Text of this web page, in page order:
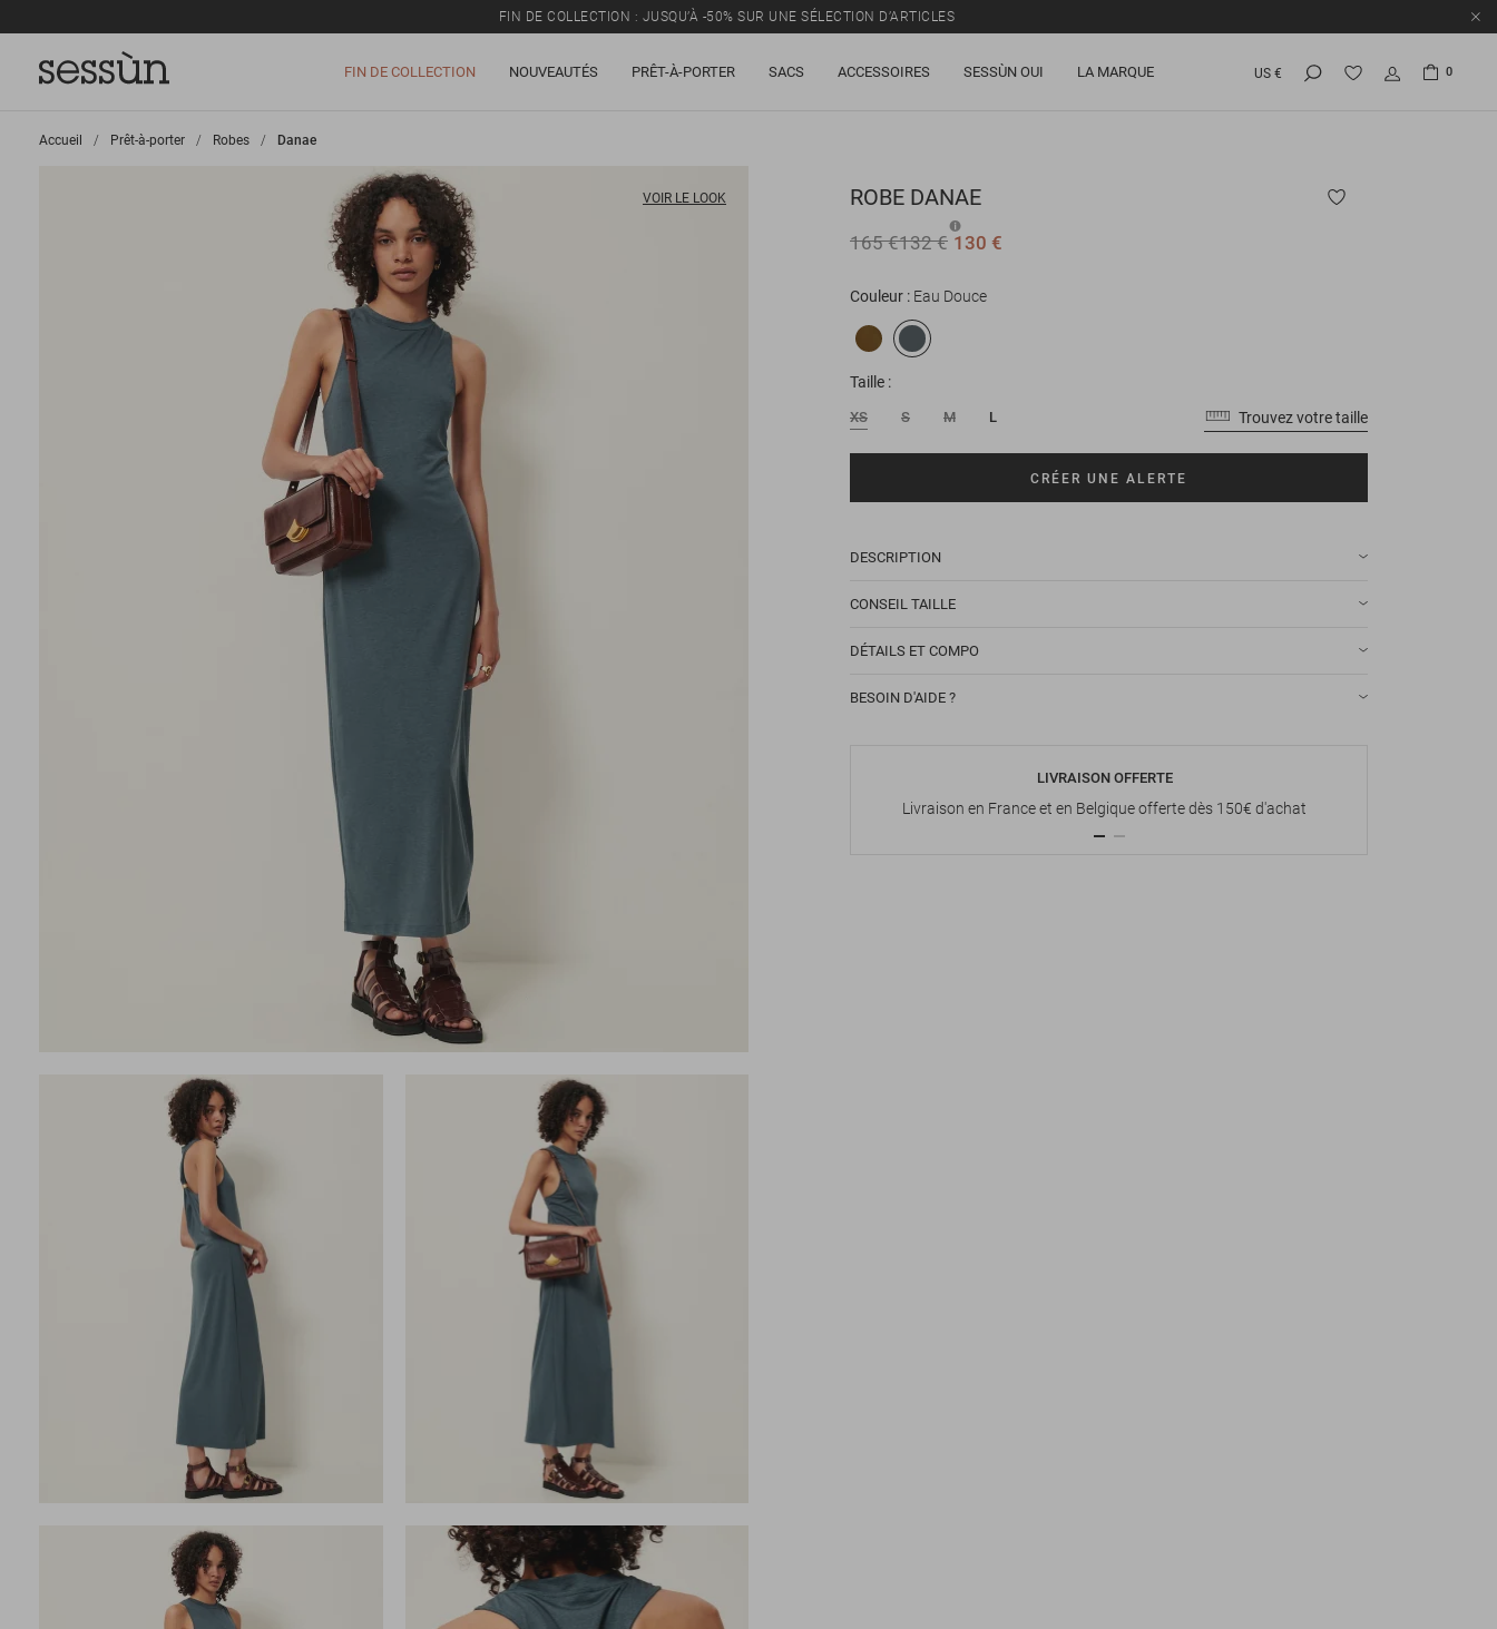
FIN DE COLLECTION : JUSQU’À -50% SUR UNE SÉLECTION D’ARTICLES
FIN DE COLLECTION NOUVEAUTÉS PRÊT-À-PORTER SACS ACCESSOIRES SESSÙN OUI LA MARQUE US € 0
Accueil >
Prêt-à-porter >
Robes >
Danae
VOIR LE LOOK ROBE DANAE
165 €132 € 130 €
Couleur Eau Douce
Taille
XS S M L Trouvez votre taille
CRÉER UNE ALERTE
DESCRIPTION
CONSEIL TAILLE
DÉTAILS ET COMPO
BESOIN D'AIDE ?
LIVRAISON OFFERTE
Livraison en France et en Belgique offerte dès 150€ d'achat